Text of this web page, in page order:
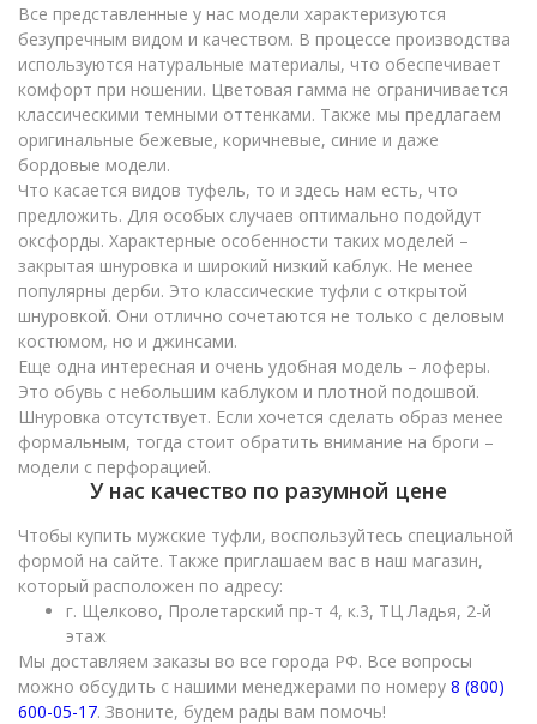
Все представленные у нас модели характеризуются
безупречным видом и качеством. В процессе производства
используются натуральные материалы, что обеспечивает
комфорт при ношении. Цветовая гамма не ограничивается
классическими темными оттенками. Также мы предлагаем
оригинальные бежевые, коричневые, синие и даже
бордовые модели.
Что касается видов туфель, то и здесь нам есть, что
предложить. Для особых случаев оптимально подойдут
оксфорды. Характерные особенности таких моделей –
закрытая шнуровка и широкий низкий каблук. Не менее
популярны дерби. Это классические туфли с открытой
шнуровкой. Они отлично сочетаются не только с деловым
костюмом, но и джинсами.
Еще одна интересная и очень удобная модель – лоферы.
Это обувь с небольшим каблуком и плотной подошвой.
Шнуровка отсутствует. Если хочется сделать образ менее
формальным, тогда стоит обратить внимание на броги –
модели с перфорацией.
У нас качество по разумной цене
Чтобы купить мужские туфли, воспользуйтесь специальной
формой на сайте. Также приглашаем вас в наш магазин,
который расположен по адресу:
г. Щелково, Пролетарский пр-т 4, к.3, ТЦ Ладья, 2-й
этаж
Мы доставляем заказы во все города РФ. Все вопросы
можно обсудить с нашими менеджерами по номеру 8 (800)
600-05-17. Звоните, будем рады вам помочь!